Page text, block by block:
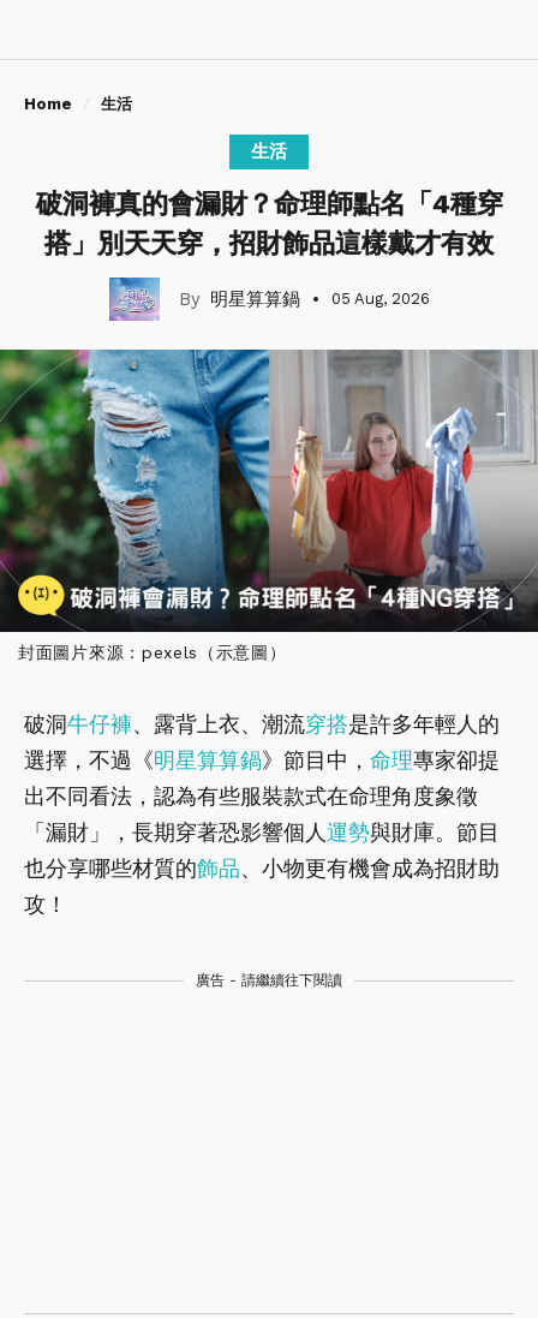
Home 生活
生活
破洞褲真的會漏財？命理師點名「4種穿
搭」別天天穿，招財飾品這樣戴才有效
明星算算鍋 05 Aug, 2026
封面圖片來源：pexels（示意圖）
破洞牛仔褲、露背上衣、潮流穿搭是許多年輕人的
選擇，不過《明星算算鍋》節目中， 命理專家卻提
出不同看法，認為有些服裝款式在命理角度象徵
「漏財」，長期穿著恐影響個人運勢與財庫。節目
也分享哪些材質的飾品、小物更有機會成為招財助
攻！
廣告 - 請繼續往下閱讀